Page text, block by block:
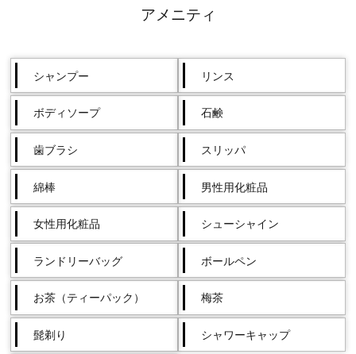
アメニティ
シャンプー リンス
ボディソープ 石鹸
歯ブラシ スリッパ
綿棒 男性用化粧品
女性用化粧品 シューシャイン
ランドリーバッグ ボールペン
お茶（ティーパック） 梅茶
髭剃り シャワーキャップ